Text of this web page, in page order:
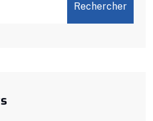
Rechercher